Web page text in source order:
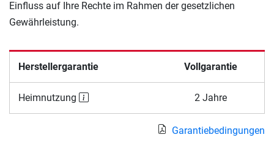
Einfluss auf Ihre Rechte im Rahmen der gesetzlichen
Gewährleistung.
Herstellergarantie Vollgarantie
Heimnutzung 2 Jahre
Garantiebedingungen